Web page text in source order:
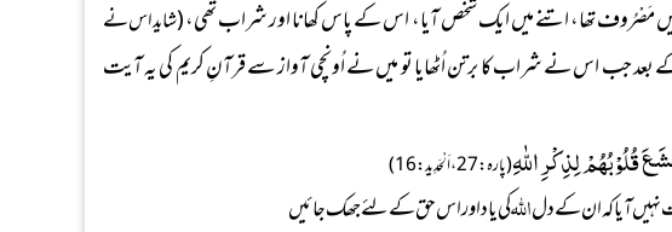
تھا، اتنے میں ایک شخص آیا، اس کے پاس کھانا اور شراب تھی،(شاید اس نے
کے بعد جب اس نے شراب کا برتن اُٹھایا تو میں نے اُونچی آواز سے قرآنِ کریم کی یہ آیت
قُلُوْبُهُمْ لِذِكْرِ اللّٰهِ(پارہ:27، اَلْحَدِید: 16)
نہیں آیا کہ ان کے دلاللہکی یاد اور اس حق کے لئے جھک جائیں